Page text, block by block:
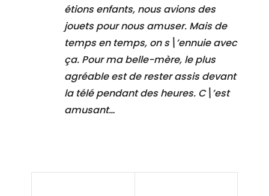
étions enfants, nous avions des
jouets pour nous amuser. Mais de
temps en temps, on s\’ennuie avec
ça. Pour ma belle-mère, le plus
agréable est de rester assis devant
la télé pendant des heures. C\’est
amusant…